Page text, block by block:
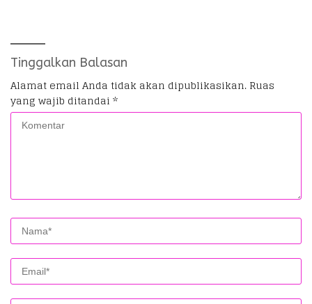
Tinggalkan Balasan
Alamat email Anda tidak akan dipublikasikan. Ruas
yang wajib ditandai *